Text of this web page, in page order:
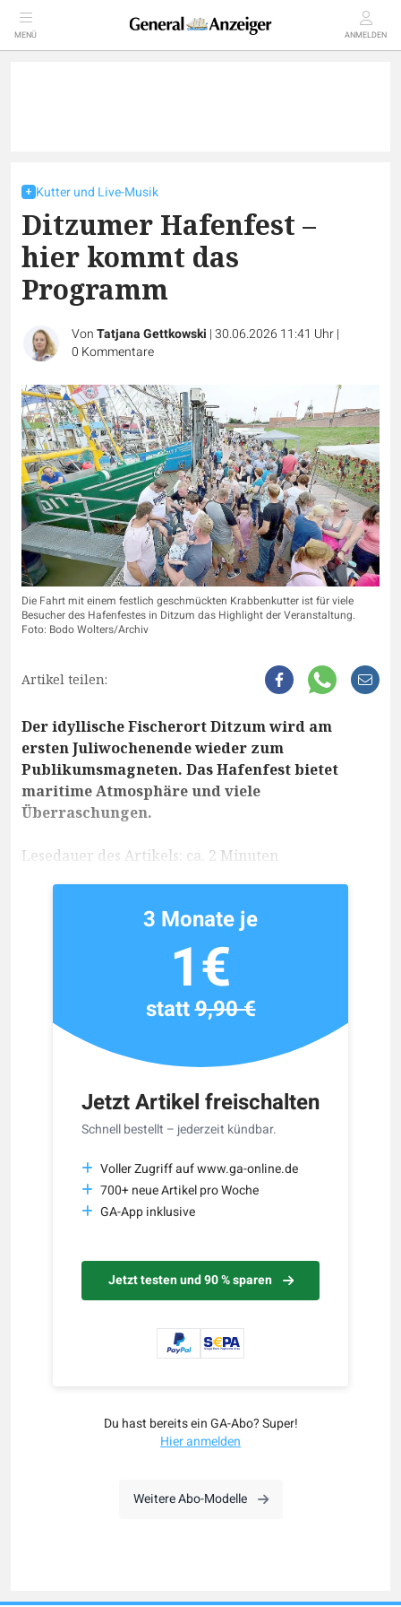
MENÜ ANMELDEN
Kutter und Live-Musik
Ditzumer Hafenfest –
hier kommt das
Programm
VonTatjana Gettkowski |30.06.2026 11:41 Uhr|
0 Kommentare
Die Fahrt mit einem festlich geschmückten Krabbenkutter ist für viele
Besucher des Hafenfestes in Ditzum das Highlight der Veranstaltung.
Foto: Bodo Wolters/Archiv
Artikel teilen:
Der idyllische Fischerort Ditzum wird am
ersten Juliwochenende wieder zum
Publikumsmagneten. Das Hafenfest bietet
maritime Atmosphäre und viele
Überraschungen.
Lesedauer des Artikels: ca. 2 Minuten
Jetzt Artikel freischalten
Schnell bestellt – jederzeit kündbar.
Voller Zugriff auf www.ga-online.de
700+ neue Artikel pro Woche
GA-App inklusive
Jetzt testen und 90 % sparen
3 Monate je
1€
statt9,90 €
Du hast bereits ein GA-Abo? Super!
Hier anmelden
Weitere Abo-Modelle